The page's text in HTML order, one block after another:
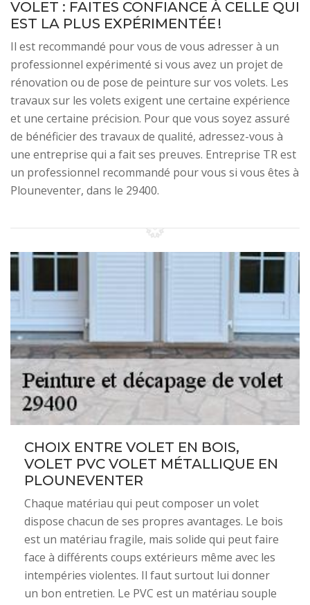
VOLET : FAITES CONFIANCE À CELLE QUI
EST LA PLUS EXPÉRIMENTÉE !
Il est recommandé pour vous de vous adresser à un
professionnel expérimenté si vous avez un projet de
rénovation ou de pose de peinture sur vos volets. Les
travaux sur les volets exigent une certaine expérience
et une certaine précision. Pour que vous soyez assuré
de bénéficier des travaux de qualité, adressez-vous à
une entreprise qui a fait ses preuves. Entreprise TR est
un professionnel recommandé pour vous si vous êtes à
Plouneventer, dans le 29400.
CHOIX ENTRE VOLET EN BOIS,
VOLET PVC VOLET MÉTALLIQUE EN
PLOUNEVENTER
Chaque matériau qui peut composer un volet
dispose chacun de ses propres avantages. Le bois
est un matériau fragile, mais solide qui peut faire
face à différents coups extérieurs même avec les
intempéries violentes. Il faut surtout lui donner
un bon entretien. Le PVC est un matériau souple